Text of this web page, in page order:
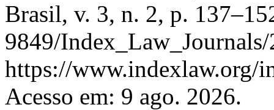
Brasil, v. 3, n. 2, p.
9849/
https://www.indexlaw.org/
Acesso em: 9 ago. 2026.